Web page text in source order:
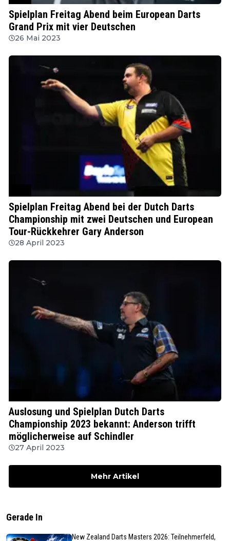
Spielplan Freitag Abend beim European Darts
Grand Prix mit vier Deutschen
26 Mai 2023
Spielplan Freitag Abend bei der Dutch Darts
Championship mit zwei Deutschen und European
Tour-Rückkehrer Gary Anderson
28 April 2023
Auslosung und Spielplan Dutch Darts
Championship 2023 bekannt: Anderson trifft
möglicherweise auf Schindler
27 April 2023
Mehr Artikel
Gerade In
New Zealand Darts Masters 2026: Teilnehmerfeld,